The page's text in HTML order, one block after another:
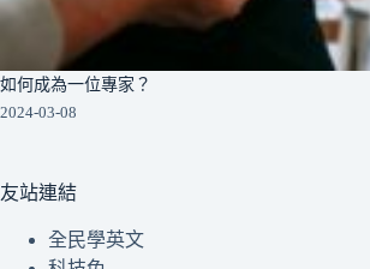
如何成為一位專家？
2024-03-08
友站連結
全民學英文